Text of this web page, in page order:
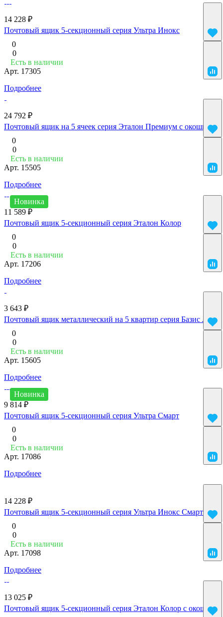
14 228 ₽
Почтовый ящик 5-секционный серия Ультра Инокс
0
0
Есть в наличии
Арт. 17305
Подробнее
24 792 ₽
Почтовый ящик на 5 ячеек серия Эталон Премиум с окошком
0
0
Есть в наличии
Арт. 15505
Подробнее
Новинка
11 589 ₽
Почтовый ящик 5-секционный серия Эталон Колор
0
0
Есть в наличии
Арт. 17206
Подробнее
3 643 ₽
Почтовый ящик металлический на 5 квартир серия Базис Лайт
0
0
Есть в наличии
Арт. 15605
Подробнее
Новинка
9 814 ₽
Почтовый ящик 5-секционный серия Ультра Смарт
0
0
Есть в наличии
Арт. 17086
Подробнее
14 228 ₽
Почтовый ящик 5-секционный серия Ультра Инокс Смарт
0
0
Есть в наличии
Арт. 17098
Подробнее
13 025 ₽
Почтовый ящик 5-секционный серия Эталон Колор с окошком